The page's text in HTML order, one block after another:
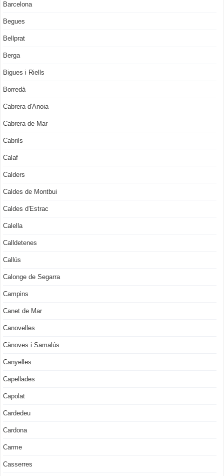
Barcelona
Begues
Bellprat
Berga
Bigues i Riells
Borredà
Cabrera d'Anoia
Cabrera de Mar
Cabrils
Calaf
Calders
Caldes de Montbui
Caldes d'Estrac
Calella
Calldetenes
Callús
Calonge de Segarra
Campins
Canet de Mar
Canovelles
Cànoves i Samalús
Canyelles
Capellades
Capolat
Cardedeu
Cardona
Carme
Casserres